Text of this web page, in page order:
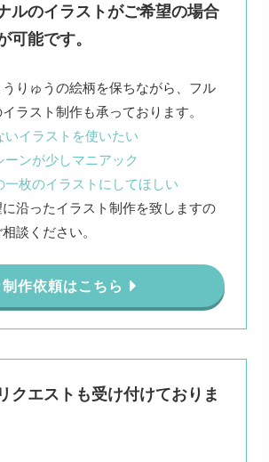
ルのイラストがご希望の場合
可能です。
りゅうの絵柄を保ちながら、フル
いイラストを使いたい
ーンが少しマニアック
一枚のイラストにしてほしい
沿ったイラスト制作を致しますの
談ください。
制作依頼はこちら
クエストも受け付けておりま